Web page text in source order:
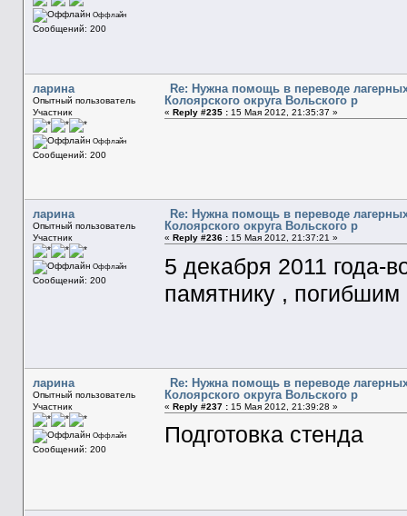
Оффлайн
Сообщений: 200
ларина
Опытный пользователь
Участник
Оффлайн
Сообщений: 200
Re: Нужна помощь в переводе
Колоярского округа Вольского р
« Reply #235 :15 Мая 2012, 21:35:37 »
ларина
Опытный пользователь
Участник
Оффлайн
Сообщений: 200
Re: Нужна помощь в переводе
Колоярского округа Вольского р
« Reply #236 :15 Мая 2012, 21:37:21 »
5 декабря 2011 года-
памятнику ,
ларина
Опытный пользователь
Участник
Оффлайн
Сообщений: 200
Re: Нужна помощь в переводе
Колоярского округа Вольского р
« Reply #237 :15 Мая 2012, 21:39:28 »
Подготовка стенда